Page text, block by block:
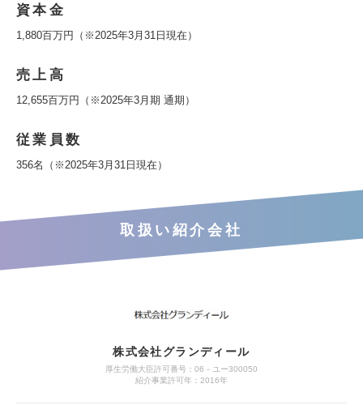
資本金
1,880百万円（※2025年3月31日現在）
売上高
12,655百万円（※2025年3月期 通期）
従業員数
356名（※2025年3月31日現在）
取扱い紹介会社
株式会社グランディール
厚生労働大臣許可番号：06－ユー300050
紹介事業許可年：2016年